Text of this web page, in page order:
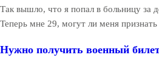
Так вышло, что я попал в больницу за
Теперь мне 29, могут ли меня
Нужно получить военный